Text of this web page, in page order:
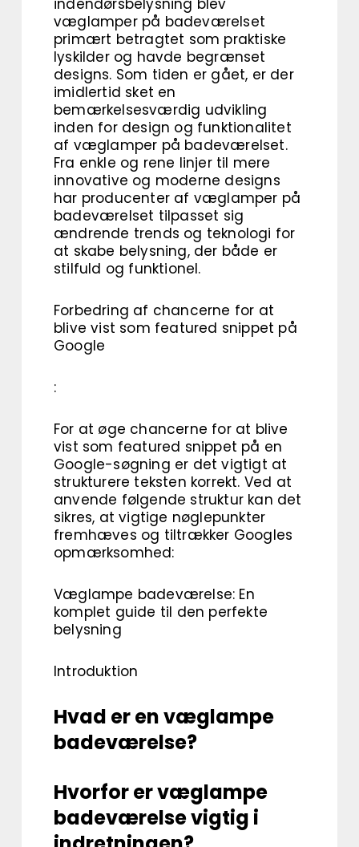
indendørsbelysning blev
væglamper på badeværelset
primært betragtet som praktiske
lyskilder og havde begrænset
designs. Som tiden er gået, er der
imidlertid sket en
bemærkelsesværdig udvikling
inden for design og funktionalitet
af væglamper på badeværelset.
Fra enkle og rene linjer til mere
innovative og moderne designs
har producenter af væglamper på
badeværelset tilpasset sig
ændrende trends og teknologi for
at skabe belysning, der både er
stilfuld og funktionel.
Forbedring af chancerne for at
blive vist som featured snippet på
Google
:
For at øge chancerne for at blive
vist som featured snippet på en
Google-søgning er det vigtigt at
strukturere teksten korrekt. Ved at
anvende følgende struktur kan det
sikres, at vigtige nøglepunkter
fremhæves og tiltrækker Googles
opmærksomhed:
Væglampe badeværelse: En
komplet guide til den perfekte
belysning
Introduktion
Hvad er en væglampe
badeværelse?
Hvorfor er væglampe
badeværelse vigtig i